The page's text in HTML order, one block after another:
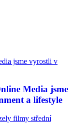
Media jsme
a lifestyle